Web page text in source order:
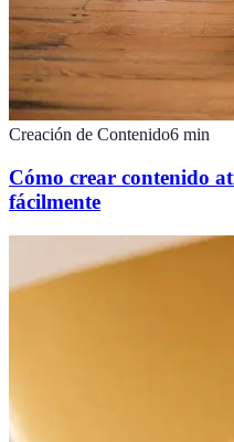
Creación de Contenido6 min
Cómo crear contenido
fácilmente